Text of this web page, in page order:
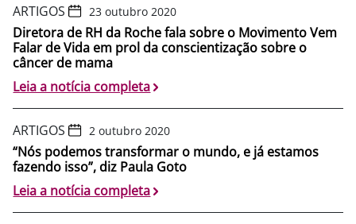
ARTIGOS 23 outubro 2020
Diretora de RH da Roche fala sobre o Movimento Vem
Falar de Vida em prol da conscientização sobre o
câncer de mama
Leia a notícia completa
ARTIGOS 2 outubro 2020
“Nós podemos transformar o mundo, e já estamos
fazendo isso”, diz Paula Goto
Leia a notícia completa